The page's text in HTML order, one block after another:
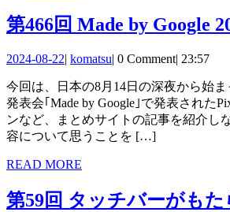
第466回 Made by Google
2024-08-222024-
22
| komatsukomatsu
| 0 Comment| 23:57
今回は、日本の8月14日の深夜から始まったGoogleの新製品
発表会｢Made by Google｣で発表された
ンなど、まとめサイトの記事を紹介し
容について思うことを […]
READ MORE
第59回 タッチバーがも